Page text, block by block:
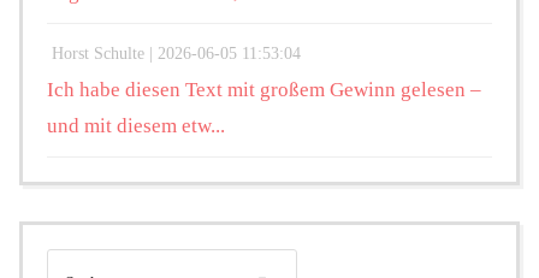
Horst Schulte | 2026-06-05 11:53:04
Ich habe diesen Text mit großem Gewinn gelesen –
und mit diesem etw...